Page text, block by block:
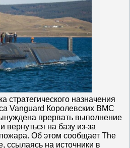
стратегического назначения
Vanguard Королевских ВМС
прервать выполнение
вернуться на базу из-за
Об этом сообщает The
ссылаясь на источники в